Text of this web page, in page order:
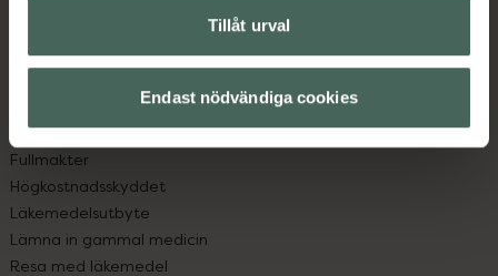
Tillåt urval
Endast nödvändiga cookies
App
Om recept och läkemedel
Fullmakter
Högkostnadsskyddet
Läkemedelsutbyte
Lämna in gammal medicin
Resa med läkemedel